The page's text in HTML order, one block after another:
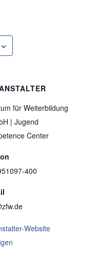
für Weiterbildung
| Jugend
Center
400
Website